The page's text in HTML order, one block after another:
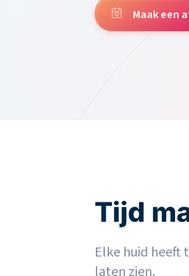
Maak een
Tijd
Elke huid heeft
laten zien.